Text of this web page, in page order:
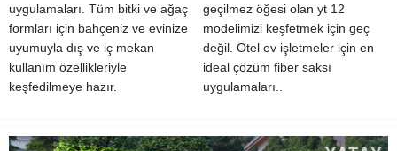
uygulamaları. Tüm bitki ve ağaç
formları için bahçeniz ve evinize
uyumuyla dış ve iç mekan
kullanım özellikleriyle
keşfedilmeye hazır.
geçilmez öğesi olan yt 12
modelimizi keşfetmek için geç
değil. Otel ev işletmeler için en
ideal çözüm fiber saksı
uygulamaları..